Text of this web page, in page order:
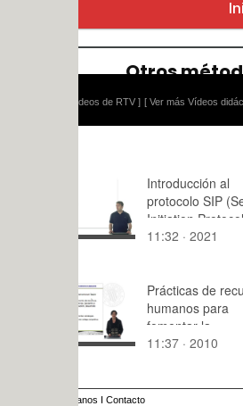
[ Ver más Vídeos didácticos ]
Introducción al
protocolo SIP (Session
Initiation Protocol)
11:32 · 2021
Prácticas de recursos
humanos para
fomentar la
implicación de los
11:37 · 2010